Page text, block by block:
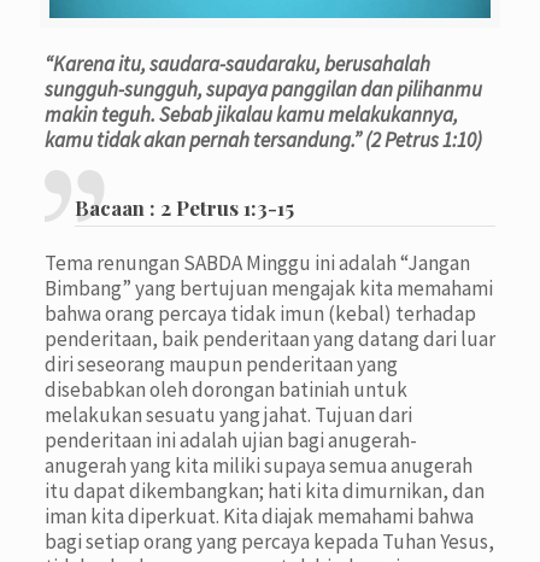
“Karena itu, saudara-saudaraku, berusahalah
sungguh-sungguh, supaya panggilan dan pilihanmu
makin teguh. Sebab jikalau kamu melakukannya,
kamu tidak akan pernah tersandung.” (2 Petrus 1:10)
Bacaan : 2 Petrus 1:3-15
Tema renungan SABDA Minggu ini adalah “Jangan
Bimbang” yang bertujuan mengajak kita memahami
bahwa orang percaya tidak imun (kebal) terhadap
penderitaan, baik penderitaan yang datang dari luar
diri seseorang maupun penderitaan yang
disebabkan oleh dorongan batiniah untuk
melakukan sesuatu yang jahat. Tujuan dari
penderitaan ini adalah ujian bagi anugerah-
anugerah yang kita miliki supaya semua anugerah
itu dapat dikembangkan; hati kita dimurnikan, dan
iman kita diperkuat. Kita diajak memahami bahwa
bagi setiap orang yang percaya kepada Tuhan Yesus,